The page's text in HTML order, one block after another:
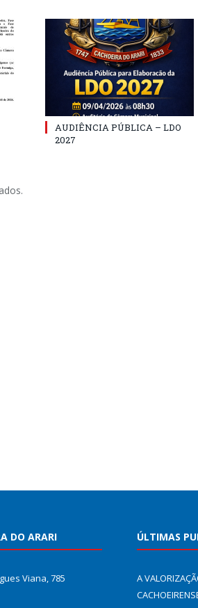
AUDIÊNCIA PÚBLICA – LDO
2027
DO ARARI
Viana, 785
ÚLTIMAS
A